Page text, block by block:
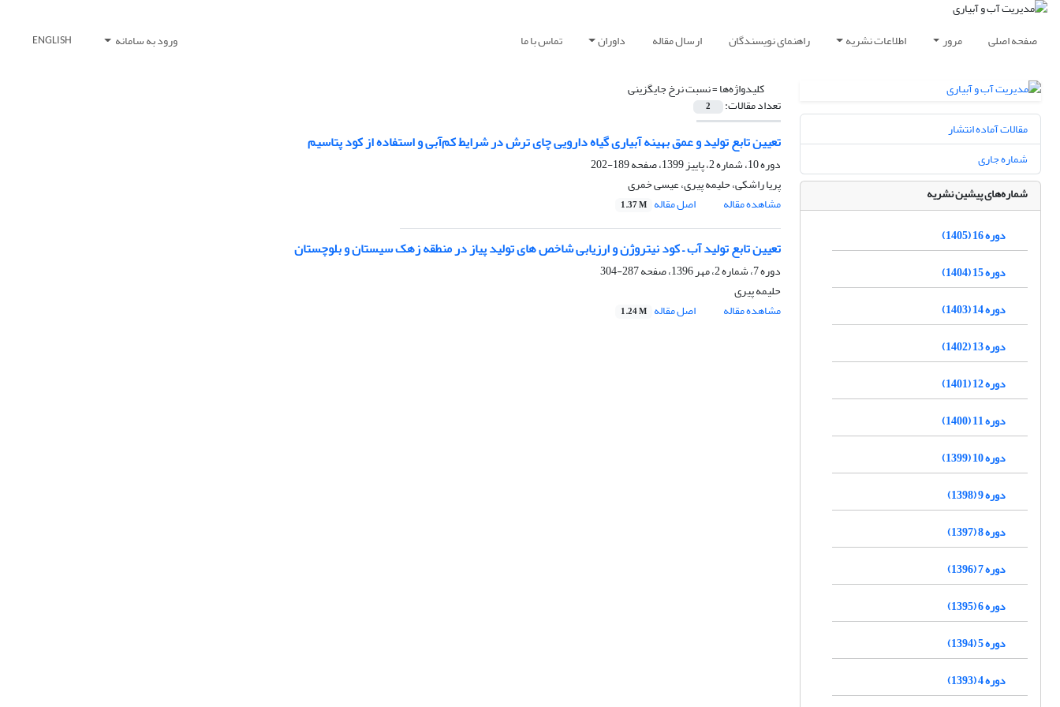
صفحه اصلی مرور اطلاعات نشریه راهنمای نویسندگان ارسال مقاله داوران تماس با ما ورود به سامانه ENGLISH
کلیدواژه‌ها =نسبت نرخ جایگزینی
تعداد مقالات: 2
تعیین تابع تولید و عمق بهینه آبیاری گیاه دارویی چای ترش در شرایط کم‌آبی و استفاده از کود پتاسیم
دوره 10، شماره 2، پاییز 1399، صفحه
189-202
پریا راشکی، حلیمه پیری، عیسی خمری
مشاهده مقاله
اصل مقاله 1.37 M
تعیین تابع تولید آب – کود نیتروژن و ارزیابی شاخص های تولید پیاز در منطقه زهک سیستان و بلوچستان
دوره 7، شماره 2، مهر 1396، صفحه
287-304
حلیمه پیری
مشاهده مقاله
اصل مقاله 1.24 M
مقالات آماده انتشار
شماره جاری
شماره‌های پیشین نشریه
دوره 16 (1405)
دوره 15 (1404)
دوره 14 (1403)
دوره 13 (1402)
دوره 12 (1401)
دوره 11 (1400)
دوره 10 (1399)
دوره 9 (1398)
دوره 8 (1397)
دوره 7 (1396)
دوره 6 (1395)
دوره 5 (1394)
دوره 4 (1393)